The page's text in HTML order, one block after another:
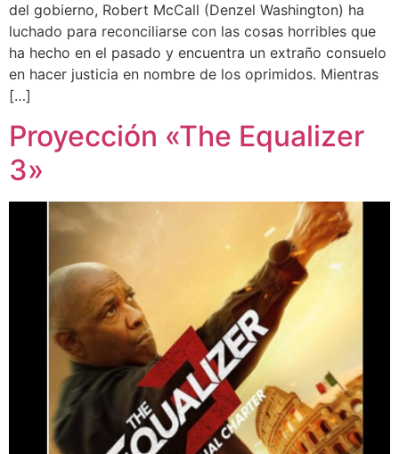
del gobierno, Robert McCall (Denzel Washington) ha
luchado para reconciliarse con las cosas horribles que
ha hecho en el pasado y encuentra un extraño consuelo
en hacer justicia en nombre de los oprimidos. Mientras
[…]
Proyección «The Equalizer
3»